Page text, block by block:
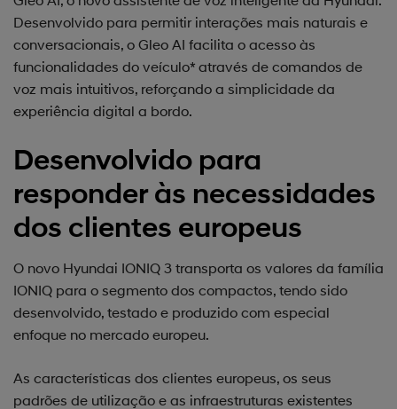
Desenvolvido para permitir interações mais naturais e
conversacionais, o Gleo AI facilita o acesso às
funcionalidades do veículo* através de comandos de
voz mais intuitivos, reforçando a simplicidade da
experiência digital a bordo.
Desenvolvido para
responder às necessidades
dos clientes europeus
O novo Hyundai IONIQ 3 transporta os valores da família
IONIQ para o segmento dos compactos, tendo sido
desenvolvido, testado e produzido com especial
enfoque no mercado europeu.
As características dos clientes europeus, os seus
padrões de utilização e as infraestruturas existentes